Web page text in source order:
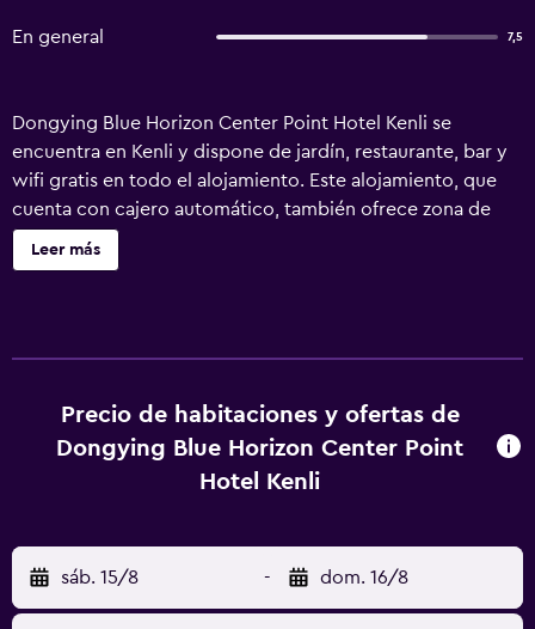
En general 7,5
Dongying Blue Horizon Center Point Hotel Kenli se
encuentra en Kenli y dispone de jardín, restaurante, bar y
wifi gratis en todo el alojamiento. Este alojamiento, que
cuenta con cajero automático, también ofrece zona de
juegos infantil. El hotel ofrece piscina al aire libre y
servicio de traslado gratuito. En la recepción 24 horas se
Leer más
Precio de habitaciones y ofertas de
Dongying Blue Horizon Center Point
Hotel Kenli
sáb. 15/8 - dom. 16/8